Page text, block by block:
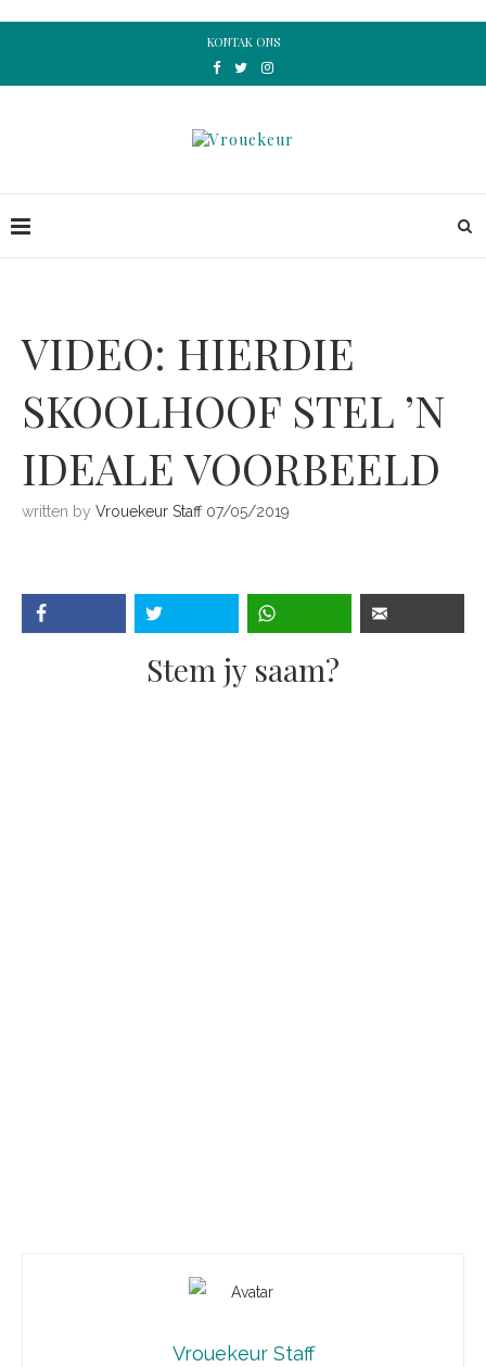
KONTAK ONS
VIDEO: HIERDIE
SKOOLHOOF STEL ’N
IDEALE VOORBEELD
written by Vrouekeur Staff 07/05/2019
Stem jy saam?
Vrouekeur Staff